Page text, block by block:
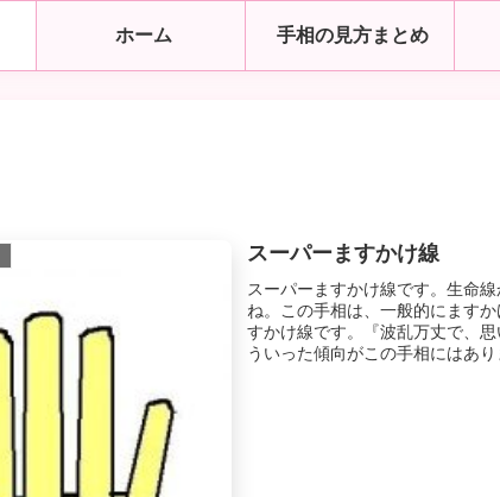
ホーム 手相の見方まとめ
スーパーますかけ線
スーパーますかけ線です。生命
ね。この手相は、一般的にます
すかけ線です。『波乱万丈で、
ういった傾向がこの手相にはあり